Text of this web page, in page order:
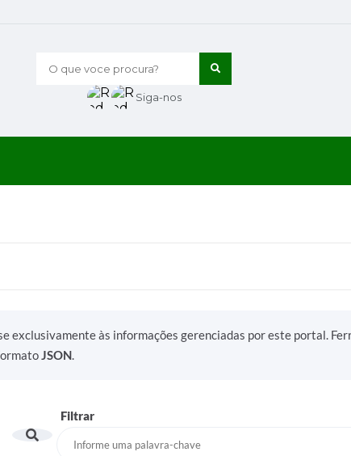
O que voce procura?
Siga-nos
exclusivamente às informações gerenciadas por este portal.
JSON.
Filtrar